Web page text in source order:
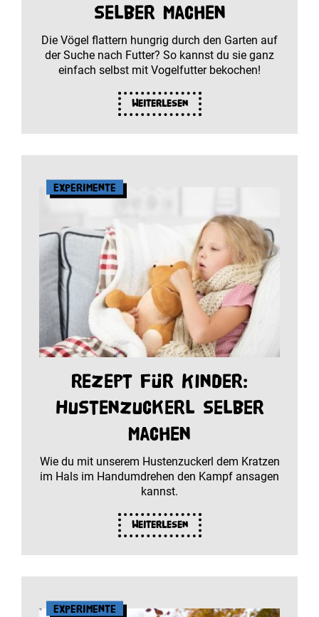
selber machen
Die Vögel flattern hungrig durch den Garten auf
der Suche nach Futter? So kannst du sie ganz
einfach selbst mit Vogelfutter bekochen!
Weiterlesen
Experimente
Rezept für Kinder:
Hustenzuckerl selber
machen
Wie du mit unserem Hustenzuckerl dem Kratzen
im Hals im Handumdrehen den Kampf ansagen
kannst.
Weiterlesen
Experimente